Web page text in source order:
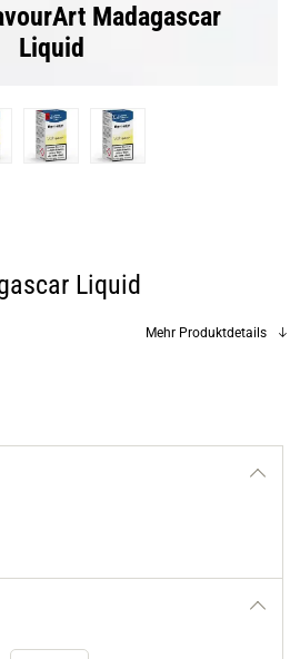
Madagascar
Liquid
Liquid
Mehr Produktdetails